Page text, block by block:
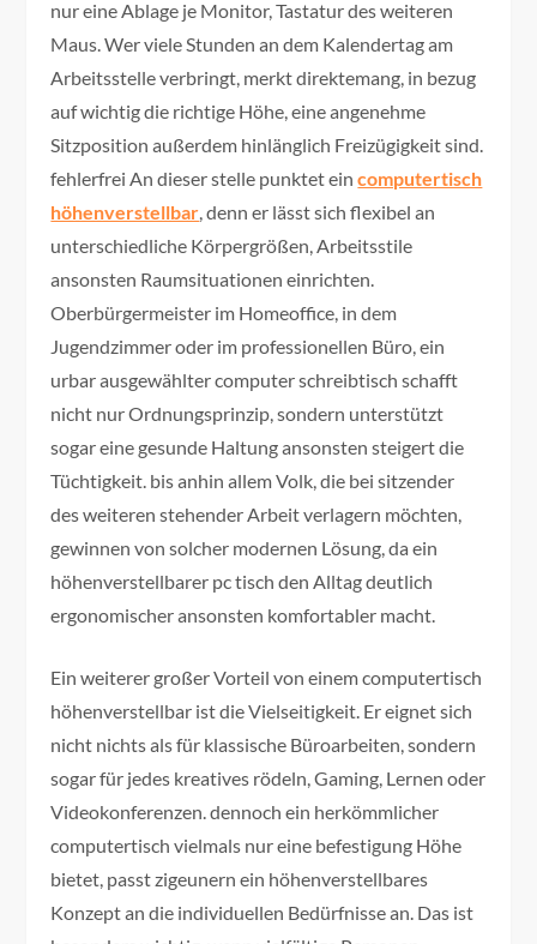
nur eine Ablage je Monitor, Tastatur des weiteren
Maus. Wer viele Stunden an dem Kalendertag am
Arbeitsstelle verbringt, merkt direktemang, in bezug
auf wichtig die richtige Höhe, eine angenehme
Sitzposition außerdem hinlänglich Freizügigkeit sind.
fehlerfrei An dieser stelle punktet eincomputertisch
höhenverstellbar, denn er lässt sich flexibel an
unterschiedliche Körpergrößen, Arbeitsstile
ansonsten Raumsituationen einrichten.
Oberbürgermeister im Homeoffice, in dem
Jugendzimmer oder im professionellen Büro, ein
urbar ausgewählter computer schreibtisch schafft
nicht nur Ordnungsprinzip, sondern unterstützt
sogar eine gesunde Haltung ansonsten steigert die
Tüchtigkeit. bis anhin allem Volk, die bei sitzender
des weiteren stehender Arbeit verlagern möchten,
gewinnen von solcher modernen Lösung, da ein
höhenverstellbarer pc tisch den Alltag deutlich
ergonomischer ansonsten komfortabler macht.
Ein weiterer großer Vorteil von einem computertisch
höhenverstellbar ist die Vielseitigkeit. Er eignet sich
nicht nichts als für klassische Büroarbeiten, sondern
sogar für jedes kreatives rödeln, Gaming, Lernen oder
Videokonferenzen. dennoch ein herkömmlicher
computertisch vielmals nur eine befestigung Höhe
bietet, passt zigeunern ein höhenverstellbares
Konzept an die individuellen Bedürfnisse an. Das ist